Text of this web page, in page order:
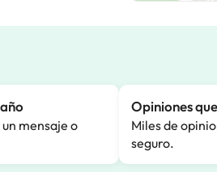
mensaje o
Opiniones
Miles de
seguro.